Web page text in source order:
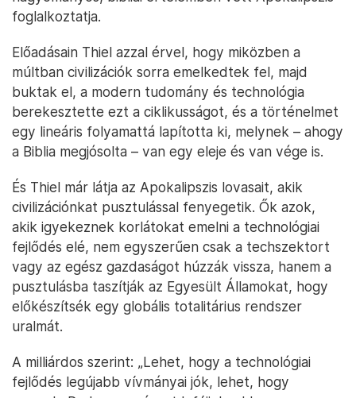
foglalkoztatja.
Előadásain Thiel azzal érvel, hogy miközben a
múltban civilizációk sorra emelkedtek fel, majd
buktak el, a modern tudomány és technológia
berekesztette ezt a ciklikusságot, és a történelmet
egy lineáris folyamattá lapította ki, melynek – ahogy
a Biblia megjósolta – van egy eleje és van vége is.
És Thiel már látja az Apokalipszis lovasait, akik
civilizációnkat pusztulással fenyegetik. Ők azok,
akik igyekeznek korlátokat emelni a technológiai
fejlődés elé, nem egyszerűen csak a techszektort
vagy az egész gazdaságot húzzák vissza, hanem a
pusztulásba taszítják az Egyesült Államokat, hogy
előkészítsék egy globális totalitárius rendszer
uralmát.
A milliárdos szerint: „Lehet, hogy a technológiai
fejlődés legújabb vívmányai jók, lehet, hogy